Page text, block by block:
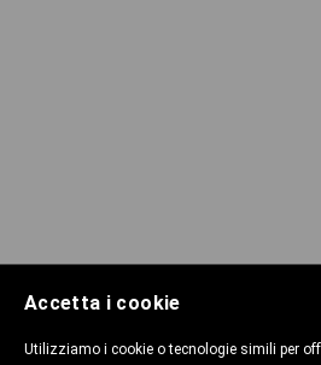
Accetta i cookie
Utilizziamo i cookie o tecnologie simili per